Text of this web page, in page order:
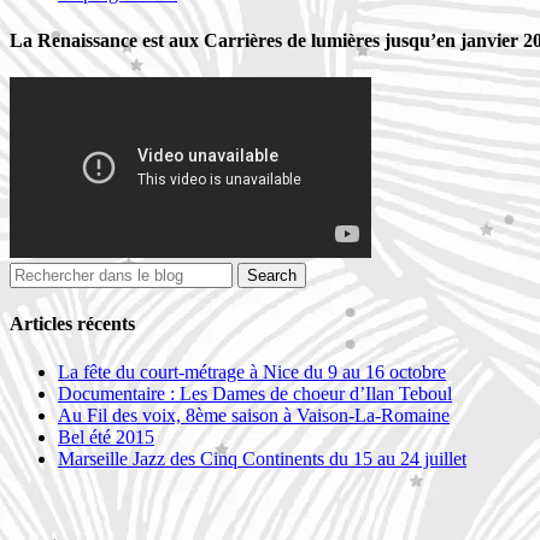
La Renaissance est aux Carrières de lumières jusqu’en janvier
Articles récents
La fête du court-métrage à Nice du 9 au 16 octobre
Documentaire : Les Dames de choeur d’Ilan Teboul
Au Fil des voix, 8ème saison à Vaison-La-Romaine
Bel été 2015
Marseille Jazz des Cinq Continents du 15 au 24 juillet